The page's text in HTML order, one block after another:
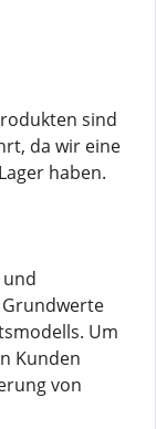
sind
da wir eine
haben.
Um
Kunden
von